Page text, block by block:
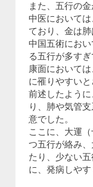
また、五行の
中医において
ており、金は肺
中国五術にお
る五行が多す
康面において
に罹りやすいと
前述したよう
り、肺や気管
意でした。
ここに、大運
つ五行が絡み
たり、少ない
に、発病しやす